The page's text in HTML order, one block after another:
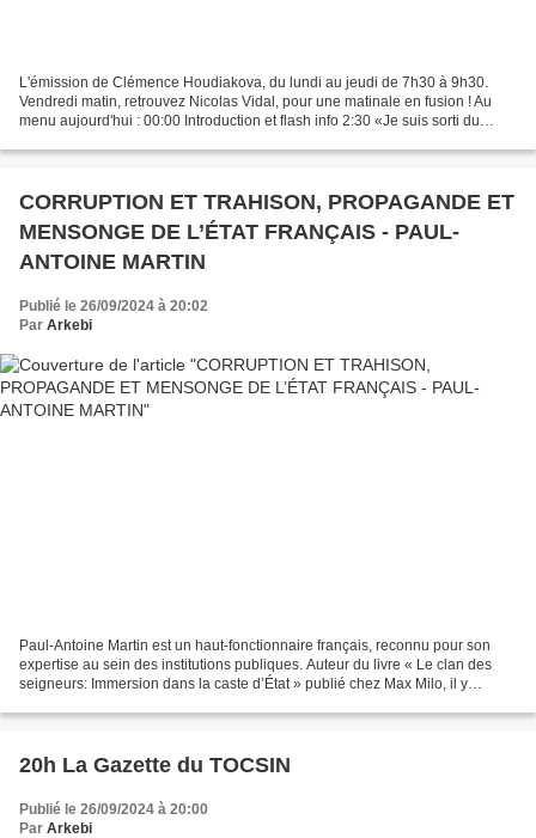
L'émission de Clémence Houdiakova, du lundi au jeudi de 7h30 à 9h30.
Vendredi matin, retrouvez Nicolas Vidal, pour une matinale en fusion ! Au
menu aujourd'hui : 00:00 Introduction et flash info 2:30 «Je suis sorti du
CORRUPTION ET TRAHISON, PROPAGANDE ET
MENSONGE DE L’ÉTAT FRANÇAIS - PAUL-
ANTOINE MARTIN
Publié le 26/09/2024 à 20:02
Par Arkebi
Paul-Antoine Martin est un haut-fonctionnaire français, reconnu pour son
expertise au sein des institutions publiques. Auteur du livre « Le clan des
seigneurs: Immersion dans la caste d’État » publié chez Max Milo, il y
20h La Gazette du TOCSIN
Publié le 26/09/2024 à 20:00
Par Arkebi